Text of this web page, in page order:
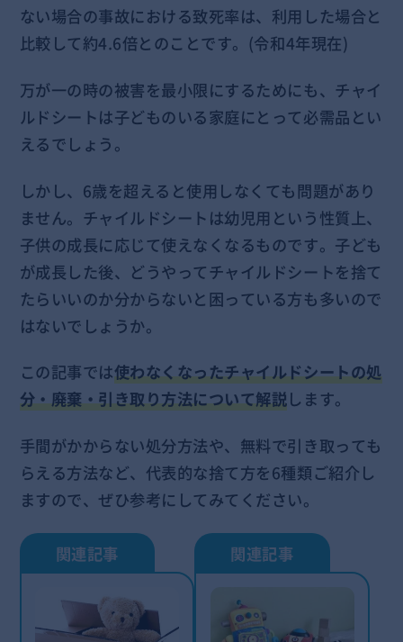
ない場合の事故における致死率は、利用した場合と
比較して約4.6倍とのことです。(令和4年現在)
万が一の時の被害を最小限にするためにも、チャイ
ルドシートは子どものいる家庭にとって必需品とい
えるでしょう。
しかし、6歳を超えると使用しなくても問題があり
ません。チャイルドシートは幼児用という性質上、
子供の成長に応じて使えなくなるものです。子ども
が成長した後、どうやってチャイルドシートを捨て
たらいいのか分からないと困っている方も多いので
はないでしょうか。
この記事では使わなくなったチャイルドシートの処
分・廃棄・引き取り方法について解説します。
手間がかからない処分方法や、無料で引き取っても
らえる方法など、代表的な捨て方を6種類ご紹介し
ますので、ぜひ参考にしてみてください。